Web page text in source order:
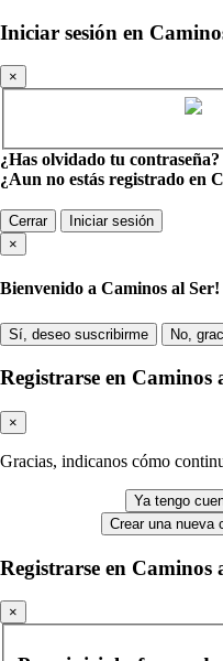
Iniciar sesión en
×
¿Has olvidado tu contraseña?
¿Aun no estás registrado en
Cerrar
Iniciar sesión
×
Bienvenido a Caminos al Ser!
Sí, deseo suscribirme No,
Registrarse en Caminos
×
Gracias, indicanos cómo
Ya tengo
Crear una nueva
Registrarse en Caminos
×